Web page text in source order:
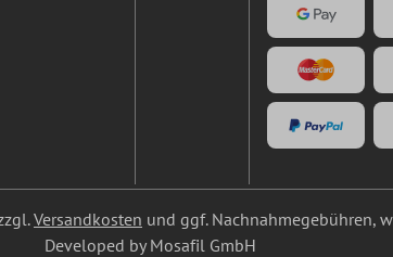
Versandkosten und ggf. Nachnahmegebühren,
Developed by Mosafil GmbH